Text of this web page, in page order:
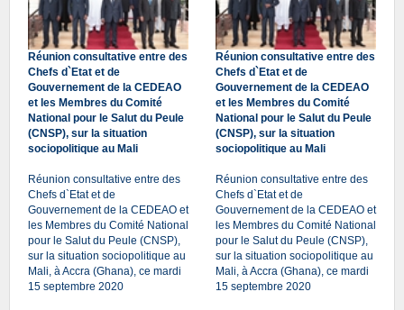
Réunion consultative entre des
Chefs d`Etat et de
Gouvernement de la CEDEAO
et les Membres du Comité
National pour le Salut du Peule
(CNSP), sur la situation
sociopolitique au Mali
Réunion consultative entre des
Chefs d`Etat et de
Gouvernement de la CEDEAO et
les Membres du Comité National
pour le Salut du Peule (CNSP),
sur la situation sociopolitique au
Mali, à Accra (Ghana), ce mardi
15 septembre 2020
Réunion consultative entre des
Chefs d`Etat et de
Gouvernement de la CEDEAO
et les Membres du Comité
National pour le Salut du Peule
(CNSP), sur la situation
sociopolitique au Mali
Réunion consultative entre des
Chefs d`Etat et de
Gouvernement de la CEDEAO et
les Membres du Comité National
pour le Salut du Peule (CNSP),
sur la situation sociopolitique au
Mali, à Accra (Ghana), ce mardi
15 septembre 2020